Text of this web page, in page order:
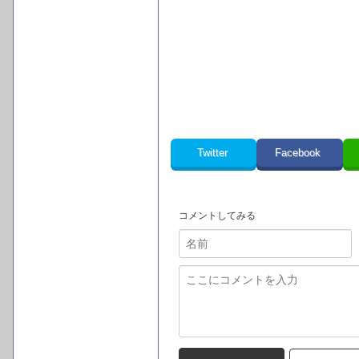
Twitter Facebook
コメントしてみる